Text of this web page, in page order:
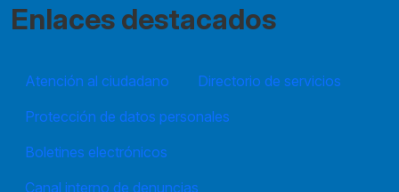
Enlaces destacados
Atención al ciudadano
Directorio de servicios
Protección de datos personales
Boletines electrónicos
Canal interno de denuncias